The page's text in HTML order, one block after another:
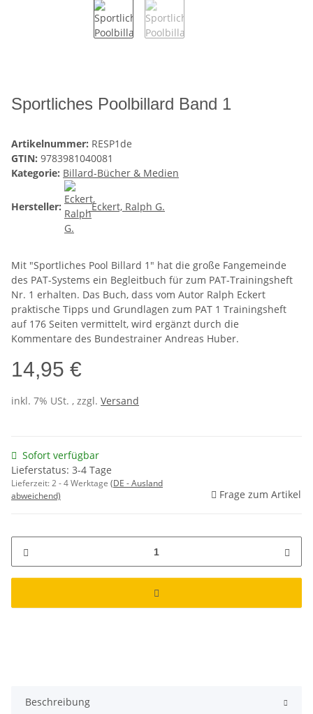
Sportliches Poolbillard Band 1
Artikelnummer: RESP1de
GTIN: 9783981040081
Kategorie: Billard-Bücher & Medien
Hersteller: Eckert, Ralph G.
Mit "Sportliches Pool Billard 1" hat die große Fangemeinde
des PAT-Systems ein Begleitbuch für zum PAT-Trainingsheft
Nr. 1 erhalten. Das Buch, dass vom Autor Ralph Eckert
praktische Tipps und Grundlagen zum PAT 1 Trainingsheft
auf 176 Seiten vermittelt, wird ergänzt durch die
Kommentare des Bundestrainer Andreas Huber.
14,95 €
inkl. 7% USt. , zzgl. Versand
Sofort verfügbar
Lieferstatus: 3-4 Tage
Lieferzeit:2 - 4 Werktage (DE - Ausland
abweichend)
Frage zum Artikel
Beschreibung